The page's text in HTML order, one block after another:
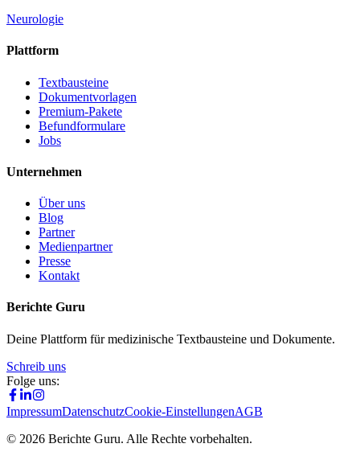
Neurologie
Plattform
Textbausteine
Dokumentvorlagen
Premium-Pakete
Befundformulare
Jobs
Unternehmen
Über uns
Blog
Partner
Medienpartner
Presse
Kontakt
Berichte Guru
Deine Plattform für medizinische Textbausteine und Dokumente.
Schreib uns
Folge uns:
ImpressumDatenschutzCookie-EinstellungenAGB
© 2026 Berichte Guru. Alle Rechte vorbehalten.